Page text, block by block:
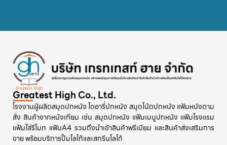
Greatest High Co., Ltd.
โรงงานผู้ผลิตสมุดปกหนัง ไดอารี่ปกหนัง สมุดโน้ตปกหนัง แฟ้มหนังตาม
สั่ง สินค้าจากหนังเทียม เช่น สมุดปกหนัง แฟ้มเมนูปกหนัง แฟ้มโรงแรม
แฟ้มใส่รีโมท แฟ้มA4 รวมถึงนำเข้าสินค้าพรีเมียม และสินค้าส่งเสริมการ
ขาย พร้อมบริการปั๊มโลโก้และสกรีนโลโก้